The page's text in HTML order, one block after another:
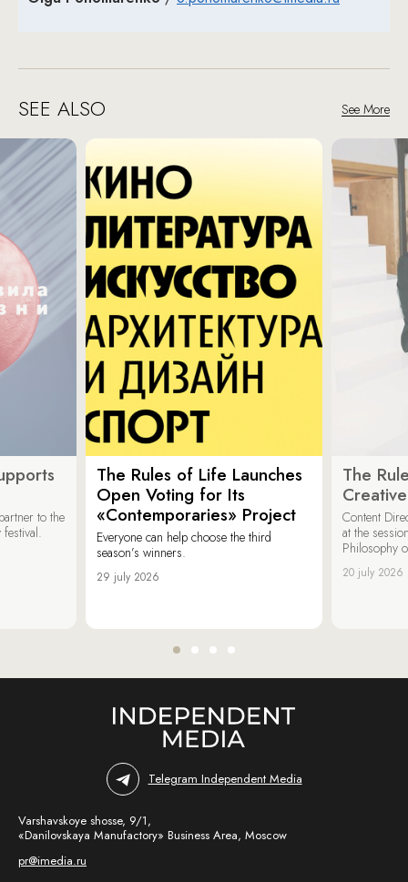
SEE ALSO See More
to the
festival.
The Rules of Life Launches
Open Voting for Its
«Contemporaries» Project
Everyone can help choose the third
season’s winners.
29 july 2026
The
Content
at the
Philosophy
20 july 2026
Telegram Independent Media
Varshavskoye shosse, 9/1,
«Danilovskaya Manufactory» Business Area, Moscow
pr@imedia.ru